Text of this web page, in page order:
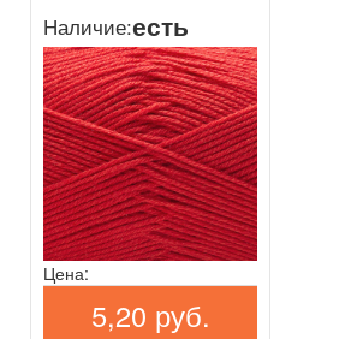
Наличие:есть
Цена:
5,20 руб.